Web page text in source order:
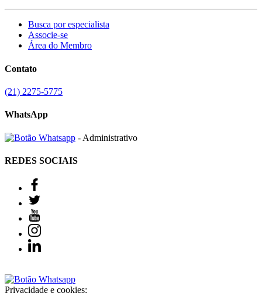
Busca por especialista
Associe-se
Área do Membro
Contato
(21) 2275-5775
WhatsApp
- Administrativo
REDES SOCIAIS
Privacidade e cookies: